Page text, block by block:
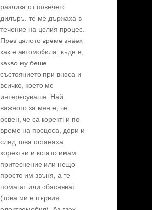
разлика от повечето
дилъръ, те ме държаха в
течение на целия процес.
През цялото време знаех
как е автомобила, къде е,
какво му беше
състоянието при вноса и
всичко, което ме
интересуваше. Най
важното за мен е, че
освен, че са коректни по
време на процеса, дори и
след това останаха
коректни и когато имам
притеснение или нещо
просто им звъня, а те
помагат или обясняват
(това ми е първия